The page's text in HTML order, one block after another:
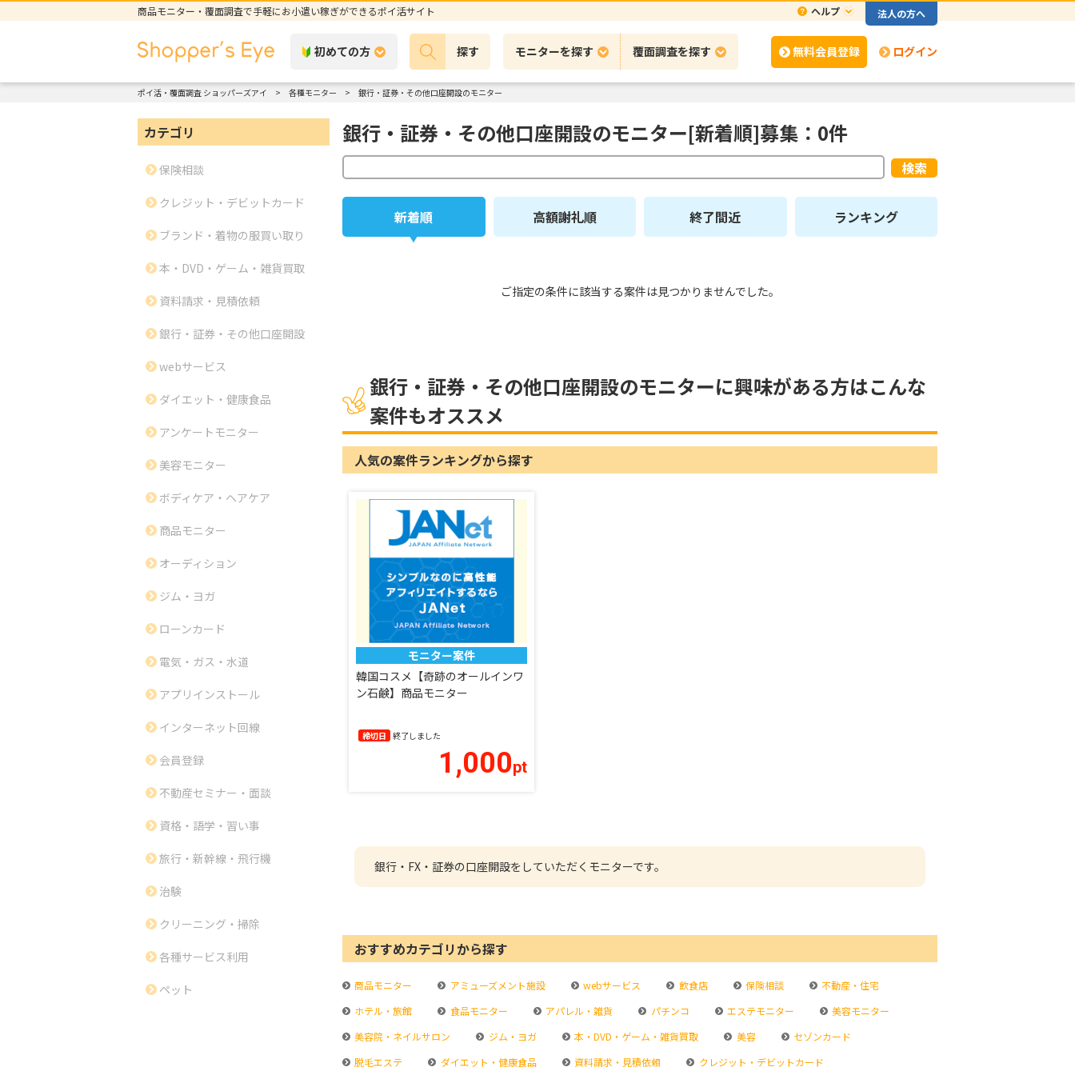
商品モニター・覆面調査で手軽にお小遣い稼ぎができるポイ活サイト ヘルプ 法人の方へ
初めての方 探す モニターを探す 覆面調査を探す 無料会員登録 ログイン
ポイ活・覆面調査 ショッパーズアイ 各種モニター 銀行・証券・その他口座開設のモニター
カテゴリ
保険相談
クレジット・デビットカード
ブランド・着物の服買い取り
本・DVD・ゲーム・雑貨買取
資料請求・見積依頼
銀行・証券・その他口座開設
webサービス
ダイエット・健康食品
アンケートモニター
美容モニター
ボディケア・ヘアケア
商品モニター
オーディション
ジム・ヨガ
ローンカード
電気・ガス・水道
アプリインストール
インターネット回線
会員登録
不動産セミナー・面談
資格・語学・習い事
旅行・新幹線・飛行機
治験
クリーニング・掃除
各種サービス利用
ペット
銀行・証券・その他口座開設のモニター[新着順]募集：0件
検索
新着順 高額謝礼順 終了間近 ランキング
ご指定の条件に該当する案件は見つかりませんでした。
銀行・証券・その他口座開設のモニターに興味がある方はこんな
案件もオススメ
人気の案件ランキングから探す
モニター案件
韓国コスメ【奇跡のオールインワ
ン石鹸】商品モニター
締切日 終了しました
1,000pt
銀行・FX・証券の口座開設をしていただくモニターです。
おすすめカテゴリから探す
商品モニター アミューズメント施設 webサービス 飲食店 保険相談
不動産・住宅
ホテル・旅館
食品モニター アパレル・雑貨 パチンコ エステモニター
美容モニター
美容院・ネイルサロン
ジム・ヨガ 本・DVD・ゲーム・雑貨買取 美容
セゾンカード
脱毛エステ
ダイエット・健康食品 資料請求・見積依頼 クレジット・デビットカード